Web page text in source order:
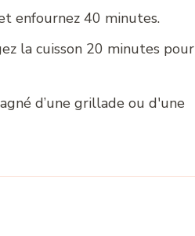
enfournez 40 minutes.
la cuisson 20 minutes pour
d’une grillade ou d'une